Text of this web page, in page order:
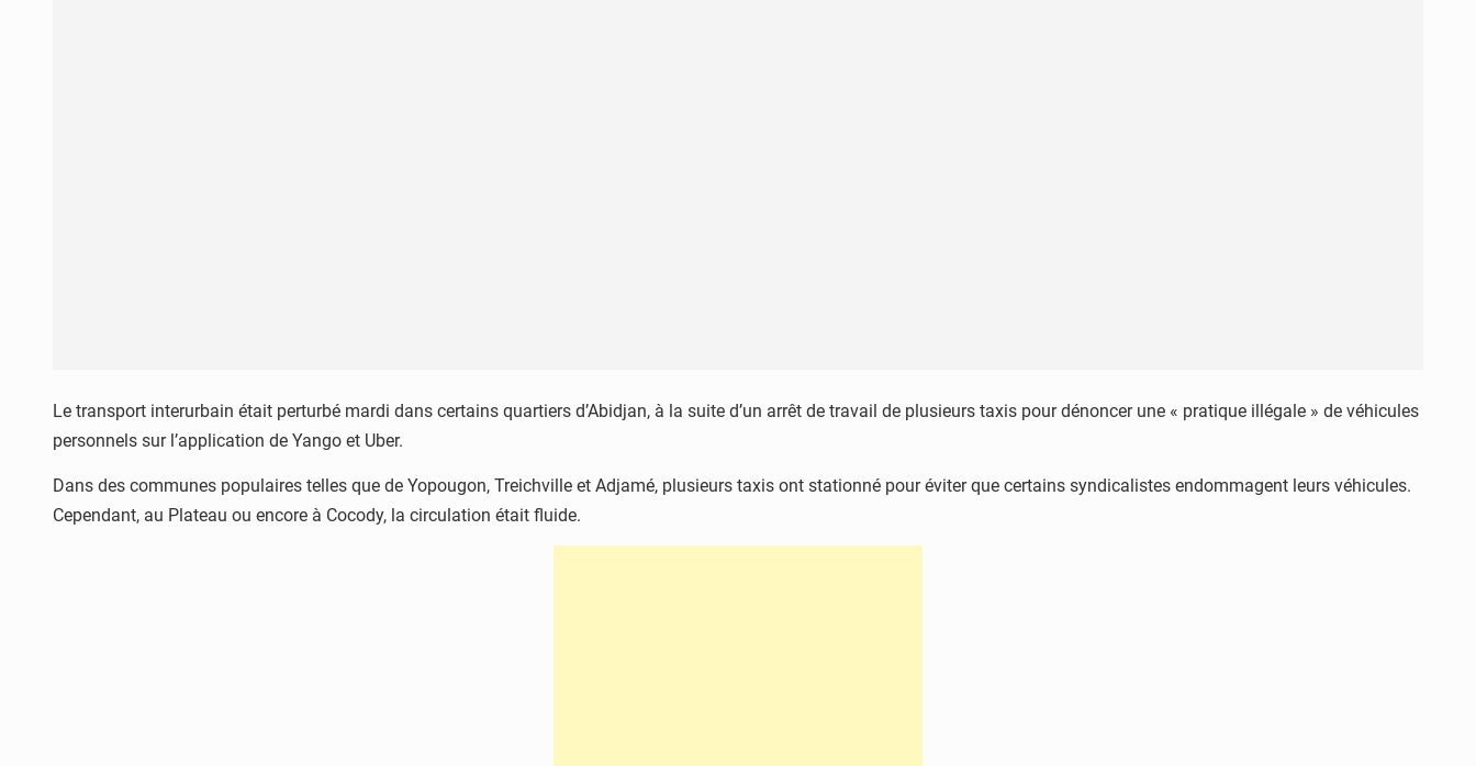
Le transport interurbain était perturbé mardi dans certains quartiers d’Abidjan, à la suite d’un arrêt de travail de plusieurs taxis pour dénoncer une « pratique illégale » de véhicules
personnels sur l’application de Yango et Uber.
Dans des communes populaires telles que de Yopougon, Treichville et Adjamé, plusieurs taxis ont stationné pour éviter que certains syndicalistes endommagent leurs véhicules.
Cependant, au Plateau ou encore à Cocody, la circulation était fluide.